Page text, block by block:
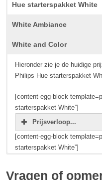
Hue starterspakket White
White Ambiance
White and Color
Hieronder zie je de huidige
Philips Hue starterspakket
[content-egg-block
starterspakket White”]
Prijsverloop...
[content-egg-block
starterspakket White”]
Vragen of